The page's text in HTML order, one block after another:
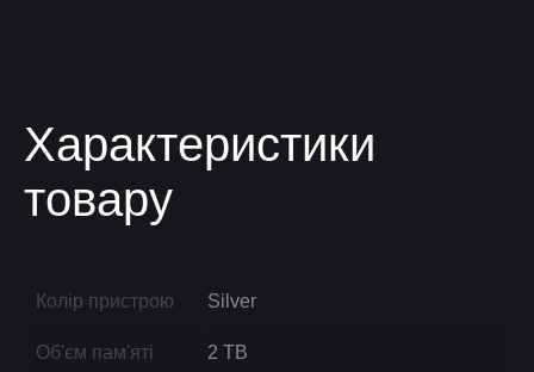
Характеристики
товару
Колір пристрою Silver
Об'єм пам'яті 2 TB